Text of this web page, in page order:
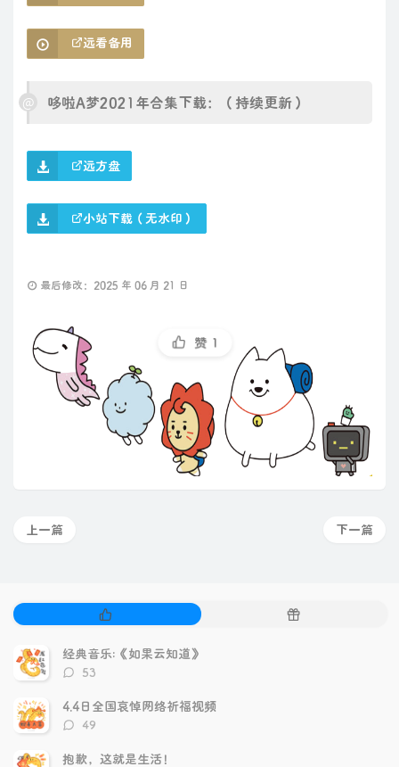
远看备用
哆啦A梦2021年合集下载：（持续更新）
远方盘
小站下载（无水印）
最后修改：2025 年 06 月 21 日
赞 1
下一篇
上一篇
门
文
章
随
经典音乐:《如果云知道》
评
数：
53
4.4日全国哀悼网络祈福视频
评
数：
49
抱歉，这就是生活！